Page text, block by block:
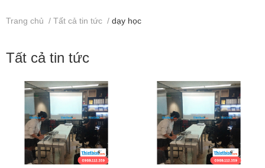
Trang chủ / Tất cả tin tức / dạy học
Tất cả tin tức